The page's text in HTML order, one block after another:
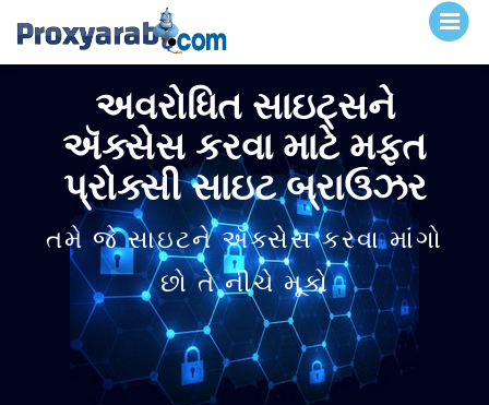
અવરોધિત સાઇટ્સને
ઍક્સેસ કરવા માટે મફત
પ્રોક્સી સાઇટ બ્રાઉઝર
તમે જે સાઇટને ઍક્સેસ કરવા માંગો
છો તે નીચે મૂકો